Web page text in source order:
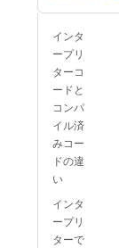
インタ
ープリ
ターコ
ードと
コンパ
イル済
みコー
ドの違
い
インタ
ープリ
ターで